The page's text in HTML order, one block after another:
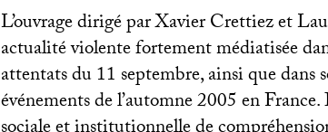
L’ouvrage dirigé par Xavier Crettiez et
actualité violente fortement médiatisée
attentats du 11 septembre, ainsi que dans
événements de l’automne 2005 en